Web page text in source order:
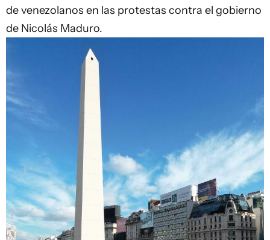
de venezolanos en las protestas contra el gobierno
de Nicolás Maduro.